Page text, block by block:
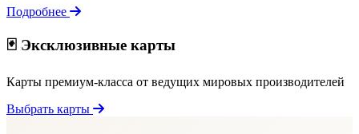
Подробнее
🃏 Эксклюзивные карты
Карты премиум-класса от ведущих мировых производителей
Выбрать карты